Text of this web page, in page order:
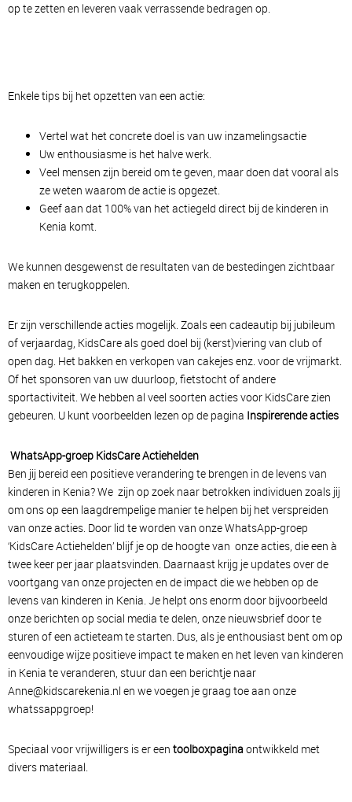
op te zetten en leveren vaak verrassende bedragen op.
Enkele tips bij het opzetten van een actie:
Vertel wat het concrete doel is van uw inzamelingsactie
Uw enthousiasme is het halve werk.
Veel mensen zijn bereid om te geven, maar doen dat vooral als
ze weten waarom de actie is opgezet.
Geef aan dat 100% van het actiegeld direct bij de kinderen in
Kenia komt.
We kunnen desgewenst de resultaten van de bestedingen zichtbaar
maken en terugkoppelen.
Er zijn verschillende acties mogelijk. Zoals een cadeautip bij jubileum
of verjaardag, KidsCare als goed doel bij (kerst)viering van club of
open dag. Het bakken en verkopen van cakejes enz. voor de vrijmarkt.
Of het sponsoren van uw duurloop, fietstocht of andere
sportactiviteit. We hebben al veel soorten acties voor KidsCare zien
gebeuren. U kunt voorbeelden lezen op de pagina Inspirerende acties
WhatsApp-groep KidsCare Actiehelden
Ben jij bereid een positieve verandering te brengen in de levens van
kinderen in Kenia? We zijn op zoek naar betrokken individuen zoals jij
om ons op een laagdrempelige manier te helpen bij het verspreiden
van onze acties. Door lid te worden van onze WhatsApp-groep
‘KidsCare Actiehelden’ blijf je op de hoogte van onze acties, die een à
twee keer per jaar plaatsvinden. Daarnaast krijg je updates over de
voortgang van onze projecten en de impact die we hebben op de
levens van kinderen in Kenia. Je helpt ons enorm door bijvoorbeeld
onze berichten op social media te delen, onze nieuwsbrief door te
sturen of een actieteam te starten. Dus, als je enthousiast bent om op
eenvoudige wijze positieve impact te maken en het leven van kinderen
in Kenia te veranderen, stuur dan een berichtje naar
Anne@kidscarekenia.nl en we voegen je graag toe aan onze
whatssappgroep!
Speciaal voor vrijwilligers is er een toolboxpaginaontwikkeld met
divers materiaal.